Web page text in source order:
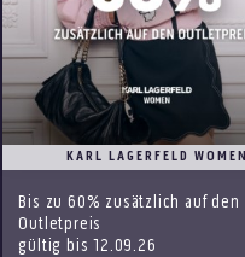
KARL LAGERFELD WOMEN
Bis zu 60% zusätzlich auf den
Outletpreis
gültig bis 12.09.26